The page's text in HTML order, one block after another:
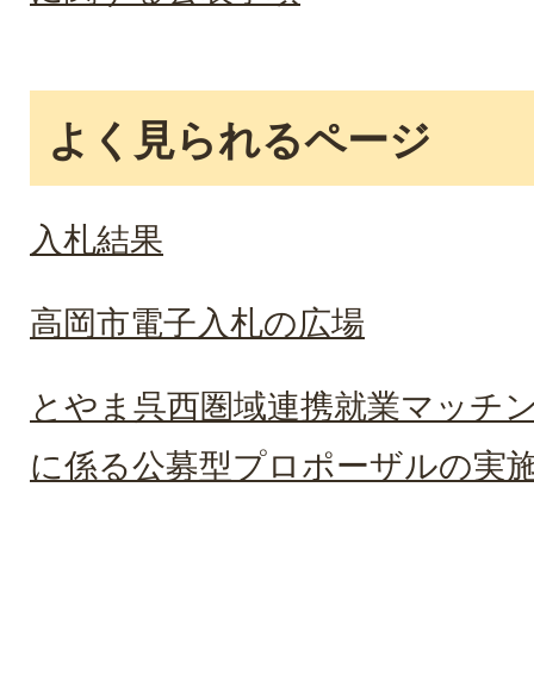
よく見られるページ
入札結果
高岡市電子入札の広場
とやま呉西圏域連携就業マッチ
に係る公募型プロポーザルの実